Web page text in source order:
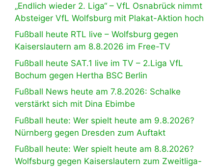
„Endlich wieder 2. Liga“ – VfL Osnabrück nimmt
Absteiger VfL Wolfsburg mit Plakat-Aktion hoch
Fußball heute RTL live – Wolfsburg gegen
Kaiserslautern am 8.8.2026 im Free-TV
Fußball heute SAT.1 live im TV – 2.Liga VfL
Bochum gegen Hertha BSC Berlin
Fußball News heute am 7.8.2026: Schalke
verstärkt sich mit Dina Ebimbe
Fußball heute: Wer spielt heute am 9.8.2026?
Nürnberg gegen Dresden zum Auftakt
Fußball heute: Wer spielt heute am 8.8.2026?
Wolfsburg gegen Kaiserslautern zum Zweitliga-